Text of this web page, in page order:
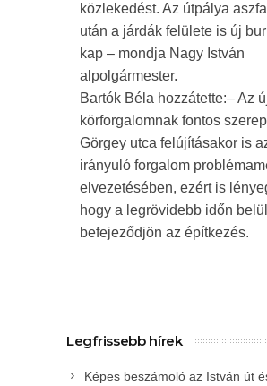
közlekedést. Az útpálya
után a járdák felülete is új
kap – mondja Nagy István
alpolgármester.
Bartók Béla hozzátette:– Az
körforgalomnak fontos
Görgey utca felújításakor is
irányuló forgalom
elvezetésében, ezért is
hogy a legrövidebb időn belül
befejeződjön az építkezés.
Legfrissebb hírek
Képes beszámoló az István út